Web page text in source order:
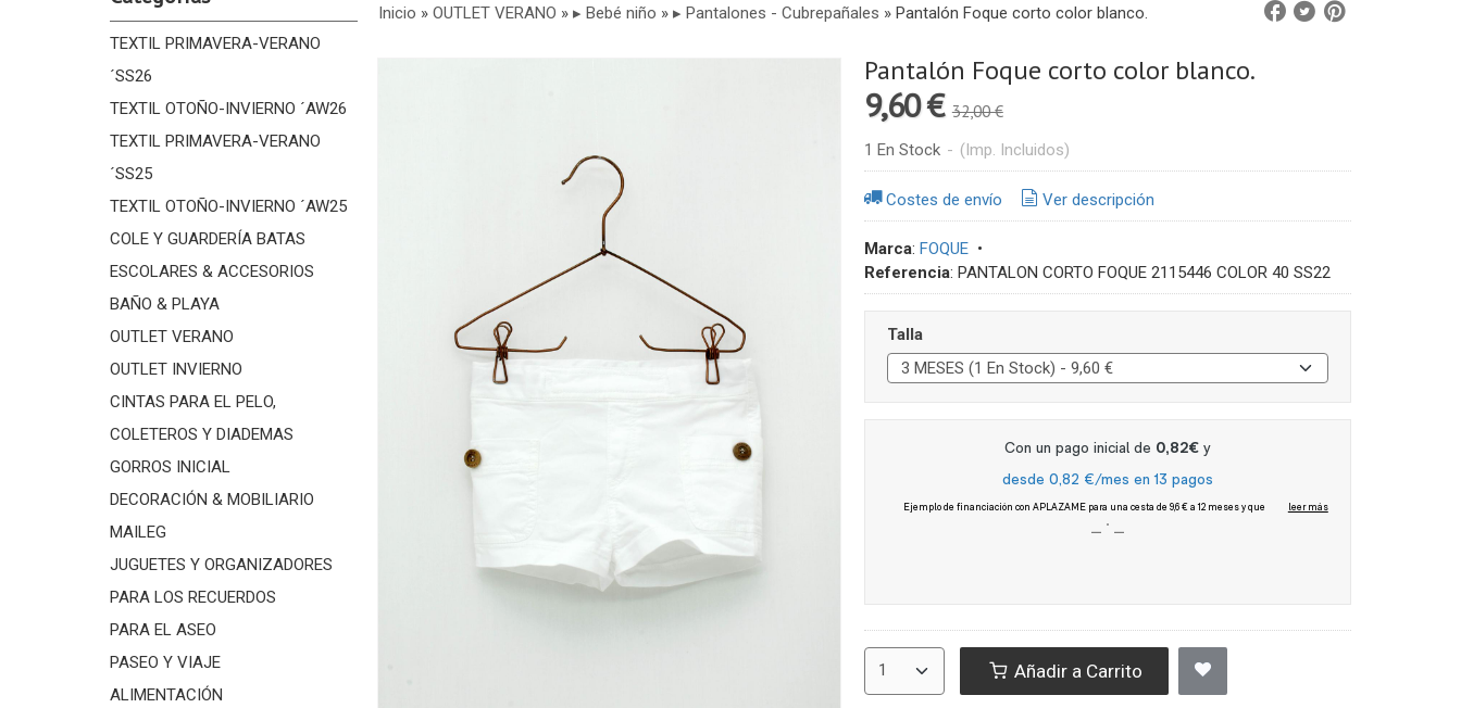
TEXTIL PRIMAVERA-VERANO
´SS26
TEXTIL OTOÑO-INVIERNO ´AW26
TEXTIL PRIMAVERA-VERANO
´SS25
TEXTIL OTOÑO-INVIERNO ´AW25
COLE Y GUARDERÍA BATAS
ESCOLARES & ACCESORIOS
BAÑO & PLAYA
OUTLET VERANO
OUTLET INVIERNO
CINTAS PARA EL PELO,
COLETEROS Y DIADEMAS
GORROS INICIAL
DECORACIÓN & MOBILIARIO
MAILEG
JUGUETES Y ORGANIZADORES
PARA LOS RECUERDOS
PARA EL ASEO
PASEO Y VIAJE
ALIMENTACIÓN
Inicio » OUTLET VERANO » ▸ Bebé niño » ▸ Pantalones - Cubrepañales » Pantalón Foque corto color blanco.
Pantalón Foque corto color blanco.
9,60 € 32,00 €
1 En Stock - (Imp. Incluidos)
Costes de envío Ver descripción
Marca: FOQUE•
Referencia: PANTALON CORTO FOQUE 2115446 COLOR 40 SS22
Talla
Añadir a Carrito